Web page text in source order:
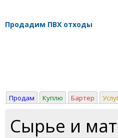
Продадим ПВХ отходы
Продам Куплю Бартер
Сырье и